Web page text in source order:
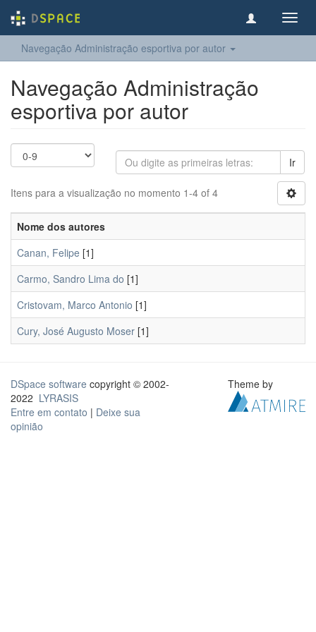
Navegação Administração esportiva por autor
Navegação Administração
esportiva por autor
Ir
Itens para a visualização no momento 1-4 of 4
Nome dos autores
Canan, Felipe [1]
Carmo, Sandro Lima do [1]
Cristovam, Marco Antonio [1]
Cury, José Augusto Moser [1]
DSpace software copyright © 2002-
2022 LYRASIS
Entre em contato | Deixe sua
opinião
Theme by